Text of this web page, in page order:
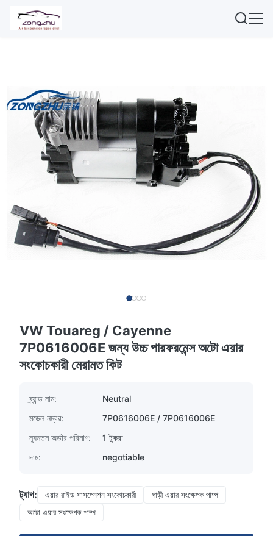
VW Touareg / Cayenne
7P0616006E জন্য উচ্চ পারফরমেন্স অটো এয়ার
সংকোচকারী মেরামত কিট
ব্র্যান্ড নাম:
Neutral
মডেল নম্বর:
7P0616006E / 7P0616006E
ন্যূনতম অর্ডার পরিমাণ:
1 টুকরা
দাম:
negotiable
ট্যাগ: এয়ার রাইড সাসপেনশন সংকোচকারী
গাড়ী এয়ার সংক্ষেপক পাম্প
অটো এয়ার সংক্ষেপক পাম্প